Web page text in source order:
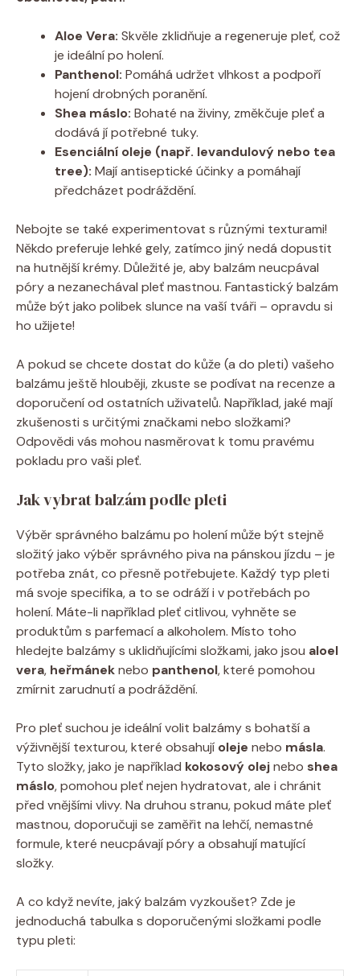
Aloe Vera: Skvěle zklidňuje a regeneruje pleť, což
je ideální po holení.
Panthenol: Pomáhá udržet vlhkost a podpoří
hojení drobných poranění.
Shea máslo: Bohaté na živiny, změkčuje pleť a
dodává jí potřebné tuky.
Esenciální oleje (např. levandulový nebo tea
tree): Mají antiseptické účinky a pomáhají
předcházet podráždění.
Nebojte se také experimentovat s různými texturami!
Někdo preferuje lehké gely, zatímco jiný nedá dopustit
na hutnější krémy. Důležité je, aby balzám neucpával
póry a nezanechával pleť mastnou. Fantastický balzám
může být jako polibek slunce na vaší tváři – opravdu si
ho užijete!
A pokud se chcete dostat do kůže (a do pleti) vašeho
balzámu ještě hlouběji, zkuste se podívat na recenze a
doporučení od ostatních uživatelů. Například, jaké mají
zkušenosti s určitými značkami nebo složkami?
Odpovědi vás mohou nasměrovat k tomu pravému
pokladu pro vaši pleť.
Jak vybrat balzám podle pleti
Výběr správného balzámu po holení může být stejně
složitý jako výběr správného piva na pánskou jízdu – je
potřeba znát, co přesně potřebujete. Každý typ pleti
má svoje specifika, a to se odráží i v potřebách po
holení. Máte-li například pleť citlivou, vyhněte se
produktům s parfemací a alkoholem. Místo toho
hledejte balzámy s uklidňujícími složkami, jako jsou aloel
vera, heřmáneknebo panthenol, které pomohou
zmírnit zarudnutí a podráždění.
Pro pleť suchou je ideální volit balzámy s bohatší a
výživnější texturou, které obsahují oleje nebo másla.
Tyto složky, jako je například kokosový olejnebo shea
máslo, pomohou pleť nejen hydratovat, ale i chránit
před vnějšími vlivy. Na druhou stranu, pokud máte pleť
mastnou, doporučuji se zaměřit na lehčí, nemastné
formule, které neucpávají póry a obsahují matující
složky.
A co když nevíte, jaký balzám vyzkoušet? Zde je
jednoduchá tabulka s doporučenými složkami podle
typu pleti: